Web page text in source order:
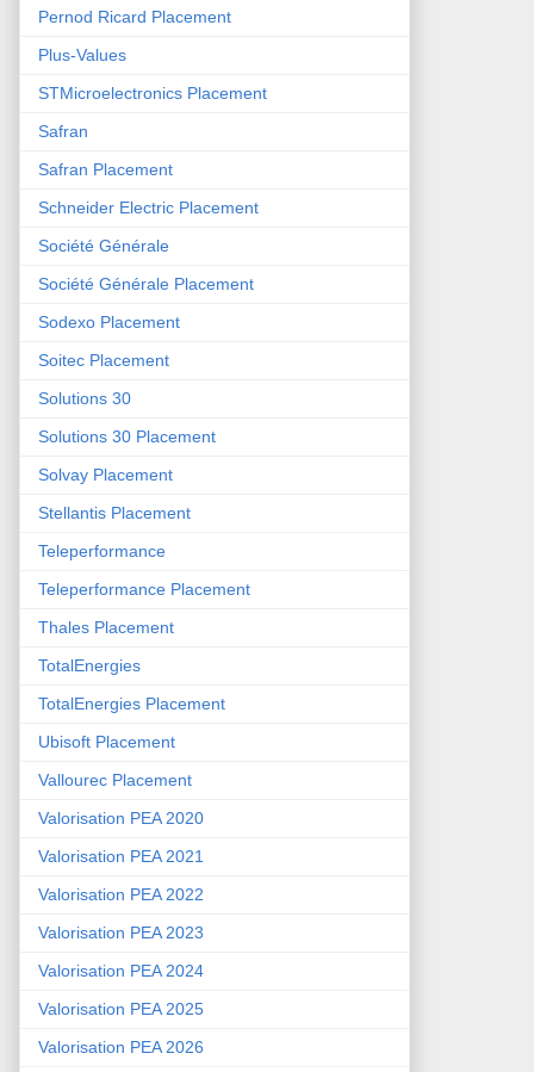
Pernod Ricard Placement
Plus-Values
STMicroelectronics Placement
Safran
Safran Placement
Schneider Electric Placement
Société Générale
Société Générale Placement
Sodexo Placement
Soitec Placement
Solutions 30
Solutions 30 Placement
Solvay Placement
Stellantis Placement
Teleperformance
Teleperformance Placement
Thales Placement
TotalEnergies
TotalEnergies Placement
Ubisoft Placement
Vallourec Placement
Valorisation PEA 2020
Valorisation PEA 2021
Valorisation PEA 2022
Valorisation PEA 2023
Valorisation PEA 2024
Valorisation PEA 2025
Valorisation PEA 2026